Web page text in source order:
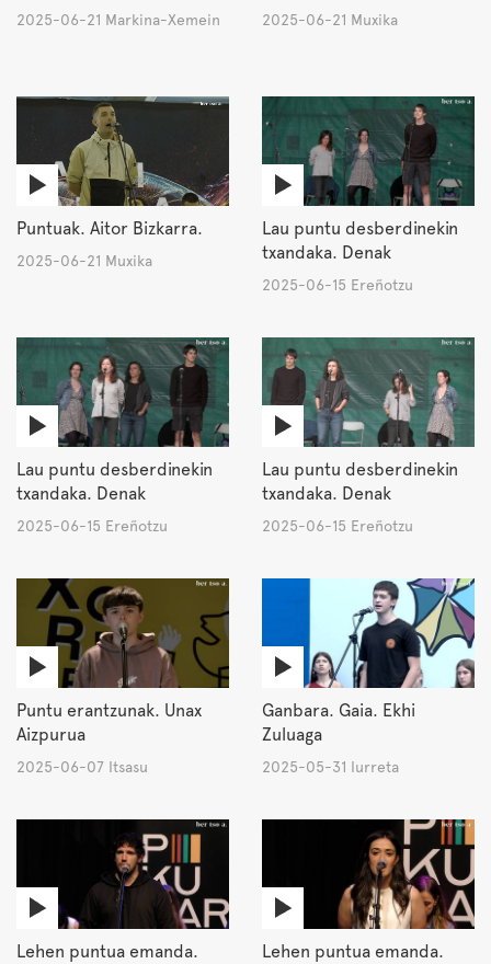
2025-06-21 Markina-Xemein 2025-06-21 Muxika
Puntuak. Aitor Bizkarra.
2025-06-21 Muxika
Lau puntu desberdinekin
txandaka. Denak
2025-06-15 Ereñotzu
Lau puntu desberdinekin
txandaka. Denak
2025-06-15 Ereñotzu
Lau puntu desberdinekin
txandaka. Denak
2025-06-15 Ereñotzu
Puntu erantzunak. Unax
Aizpurua
2025-06-07 Itsasu
Ganbara. Gaia. Ekhi
Zuluaga
2025-05-31 Iurreta
Lehen puntua emanda.
Lehen puntua emanda.